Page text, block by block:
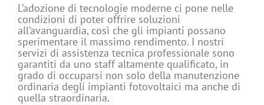
L’adozione di tecnologie moderne ci pone nelle
condizioni di poter offrire soluzioni
all’avanguardia, così che gli impianti possano
sperimentare il massimo rendimento. I nostri
servizi di assistenza tecnica professionale sono
garantiti da uno staff altamente qualificato, in
grado di occuparsi non solo della manutenzione
ordinaria degli impianti fotovoltaici ma anche di
quella straordinaria.